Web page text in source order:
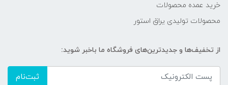
خرید عمده محصولات
محصولات تولیدی یراق استور
از تخفیف‌ها و جدیدترین‌های فروشگاه ما باخبر شوید:
ثبت‌نام